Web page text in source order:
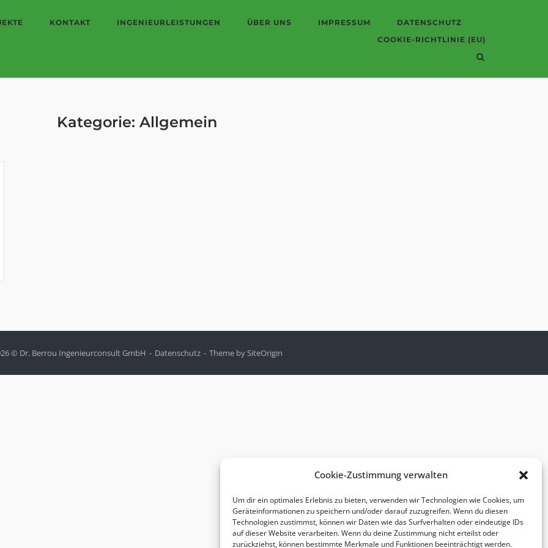
Cookie-Zustimmung verwalten
Um dir ein optimales Erlebnis zu bieten, verwenden wir Technologien wie Cookies, um
Geräteinformationen zu speichern und/oder darauf zuzugreifen. Wenn du diesen
Technologien zustimmst, können wir Daten wie das Surfverhalten oder eindeutige IDs
auf dieser Website verarbeiten. Wenn du deine Zustimmung nicht erteilst oder
zurückziehst, können bestimmte Merkmale und Funktionen beeinträchtigt werden.
KONTAKT INGENIEURLEISTUNGEN ÜBER UNS IMPRESSUM
DATENSCHUTZ
COOKIE-RICHTLINIE (EU)
Kategorie: Allgemein
© Dr. Berrou Ingenieurconsult GmbH Datenschutz Theme bySiteOrigin